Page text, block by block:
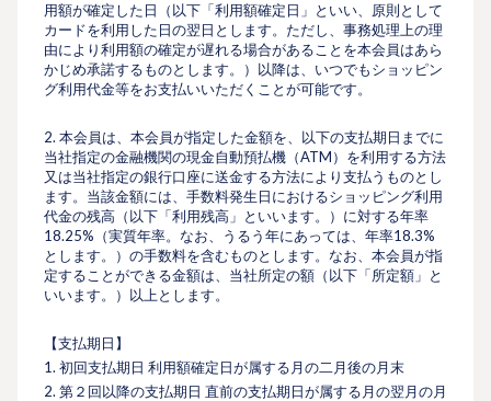
⽤額が確定した日（以下「利用額確定日」といい、原則として
カードを利用した日の翌日とします。ただし、事務処理上の理
由により利用額の確定が遅れる場合があることを本会員はあら
かじめ承諾するものとします。）以降は、いつでもショッピン
グ利用代金等をお支払いいただくことが可能です。
2. 本会員は、本会員が指定した⾦額を、以下の⽀払期⽇までに
当社指定の⾦融機関の現⾦⾃動預払機（ATM）を利⽤する⽅法
又は当社指定の銀行口座に送金する方法により⽀払うものとし
ます。当該⾦額には、⼿数料発⽣⽇におけるショッピング利⽤
代⾦の残⾼（以下「利⽤残⾼」といいます。）に対する年率
18.25%（実質年率。なお、うるう年にあっては、年率18.3%
とします。）の⼿数料を含むものとします。なお、本会員が指
定することができる⾦額は、当社所定の額（以下「所定額」と
いいます。）以上とします。
【⽀払期⽇】
1. 初回⽀払期⽇ 利⽤額確定⽇が属する月の二月後の月末
2. 第２回以降の⽀払期⽇ 直前の⽀払期⽇が属する月の翌月の月